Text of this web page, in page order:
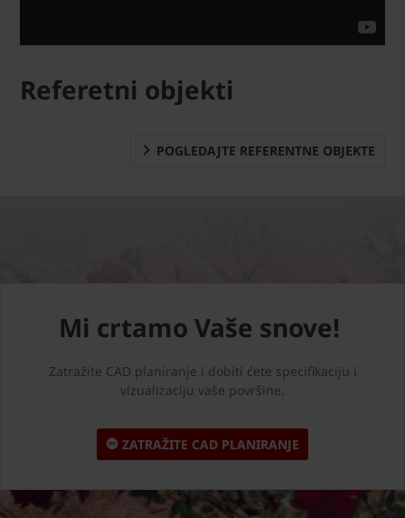
Referetni objekti
POGLEDAJTE REFERENTNE OBJEKTE
Mi crtamo Vaše snove!
Zatražite CAD planiranje i dobiti ćete specifikaciju i
vizualizaciju vaše površine.
ZATRAŽITE CAD PLANIRANJE